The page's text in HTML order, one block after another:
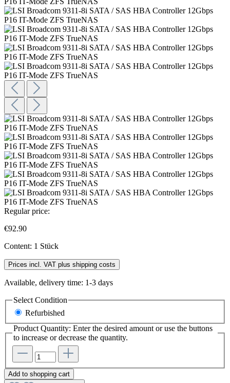
Regular price:
€92.90
Content: 1 Stück
Prices incl. VAT plus shipping costs
Available, delivery time: 1-3 days
Select Condition
Refurbished
Product Quantity: Enter the desired amount or use the buttons
to increase or decrease the quantity.
Add to shopping cart